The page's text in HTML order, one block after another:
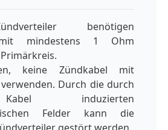
benötigen
mindestens 1 Ohm
keine Zündkabel mit
Durch die durch
induzierten
Felder kann die